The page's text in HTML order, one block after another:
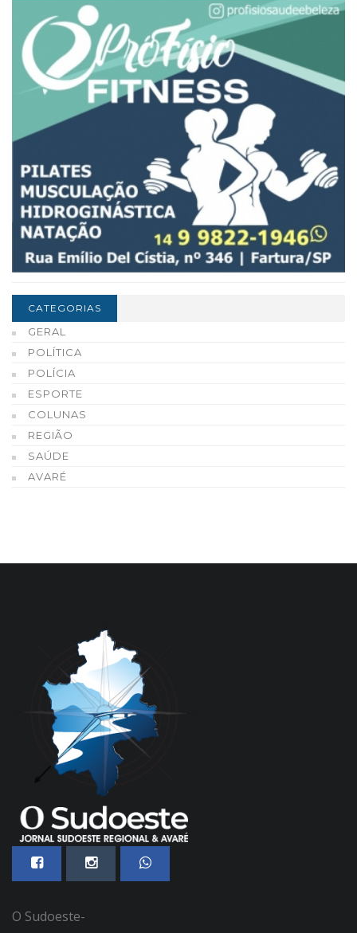
CATEGORIAS
GERAL
POLÍTICA
POLÍCIA
ESPORTE
COLUNAS
REGIÃO
SAÚDE
AVARÉ
O Sudoeste-